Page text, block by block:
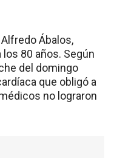
Ábalos,
80 años. Según
del domingo
que obligó a
no lograron